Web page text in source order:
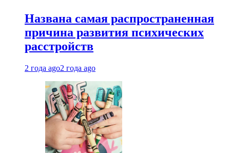
Названа самая распространенная
причина развития психических
расстройств
2 года ago2 года ago